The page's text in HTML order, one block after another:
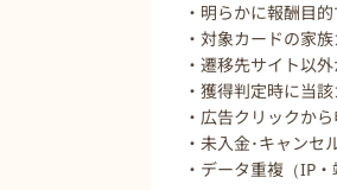
・明らかに報酬目
・対象カードの家
・遷移先サイト以
・獲得判定時に当
・広告クリックか
・未入金･キャンセ
・データ重複（IP・